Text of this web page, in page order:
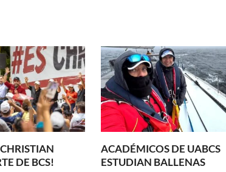
DE BCS!
ACADÉMICOS DE UABCS
ESTUDIAN BALLENAS